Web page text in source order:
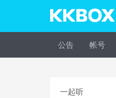
公告 帐号
一起听